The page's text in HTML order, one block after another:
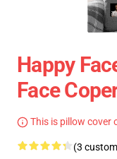
Happy
Face
This is pillow cover
(3